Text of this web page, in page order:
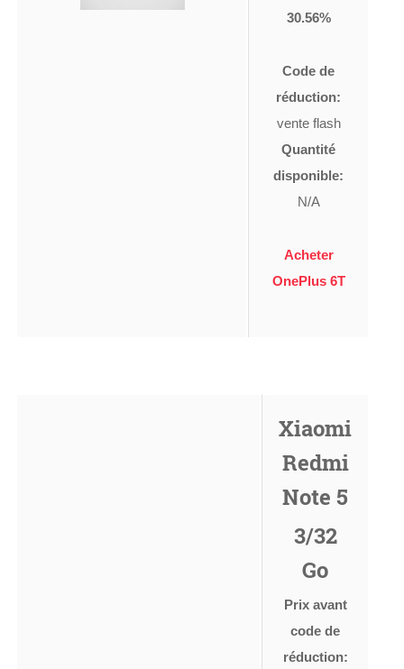
30.56%
Code de
réduction:
vente flash
Quantité
disponible:
N/A
Acheter
OnePlus 6T
Xiaomi
Redmi
Note 5
3/32
Go
Prix avant
code de
réduction: